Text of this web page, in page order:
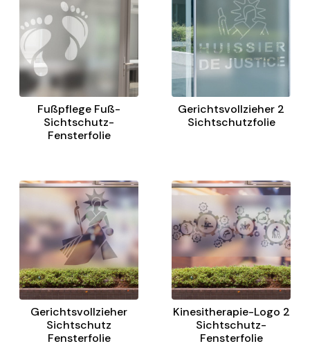
Fußpflege Fuß-
Sichtschutz-
Fensterfolie
Gerichtsvollzieher 2
Sichtschutzfolie
Gerichtsvollzieher
Sichtschutz
Fensterfolie
Kinesitherapie-Logo 2
Sichtschutz-
Fensterfolie